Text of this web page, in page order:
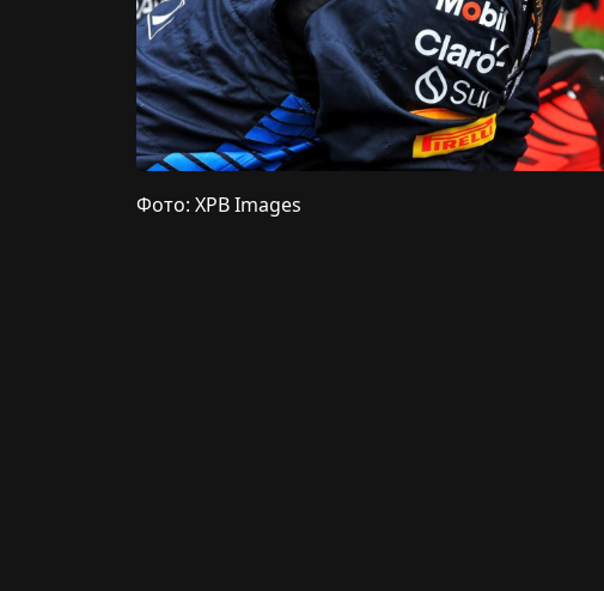
Фото: XPB Images